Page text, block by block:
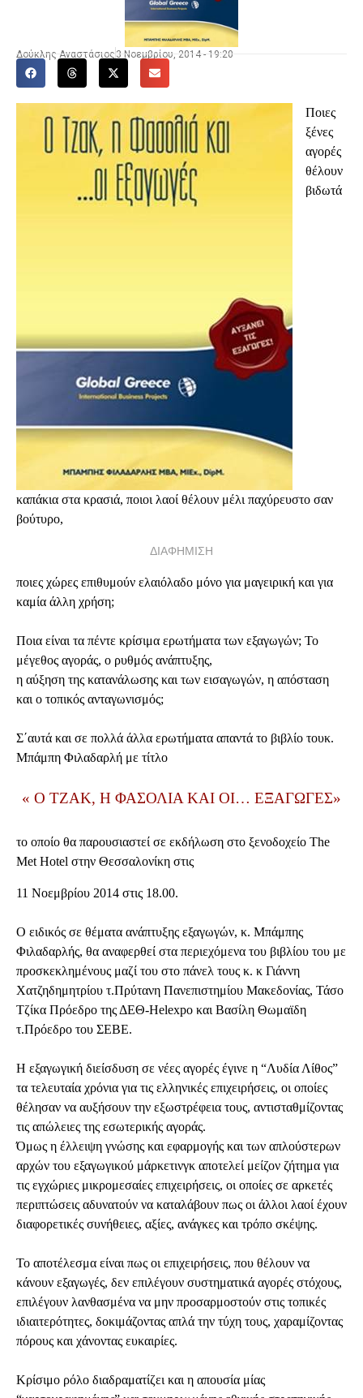
Δούκλης Αναστάσιος 3 Νοεμβρίου, 2014 - 19:20
Ποιες
ξένες
αγορές
θέλουν
βιδωτά
καπάκια στα κρασιά, ποιοι λαοί θέλουν μέλι παχύρευστο σαν
βούτυρο,
ΔΙΑΦΗΜΙΣΗ
ποιες χώρες επιθυμούν ελαιόλαδο μόνο για μαγειρική και για
καμία άλλη χρήση;
Ποια είναι τα πέντε κρίσιμα ερωτήματα των εξαγωγών; Το
μέγεθος αγοράς, ο ρυθμός ανάπτυξης,
η αύξηση της κατανάλωσης και των εισαγωγών, η απόσταση
και ο τοπικός ανταγωνισμός;
Σ΄αυτά και σε πολλά άλλα ερωτήματα απαντά το βιβλίο τουκ.
Μπάμπη Φιλαδαρλή με τίτλο
« O TZAK, H ΦΑΣΟΛΙΑ ΚΑΙ ΟΙ… ΕΞΑΓΩΓΕΣ»
το οποίο θα παρουσιαστεί σε εκδήλωση στο ξενοδοχείο The
Met Hotel στην Θεσσαλονίκη στις
11 Νοεμβρίου 2014 στις 18.00.
Ο ειδικός σε θέματα ανάπτυξης εξαγωγών, κ. Μπάμπης
Φιλαδαρλής, θα αναφερθεί στα περιεχόμενα του βιβλίου του με
προσκεκλημένους μαζί του στο πάνελ τους κ. κ Γιάννη
Χατζηδημητρίου τ.Πρύτανη Πανεπιστημίου Μακεδονίας, Τάσο
Τζίκα Πρόεδρο της ΔΕΘ-Helexpo και Βασίλη Θωμαϊδη
τ.Πρόεδρο του ΣΕΒΕ.
Η εξαγωγική διείσδυση σε νέες αγορές έγινε η “Λυδία Λίθος”
τα τελευταία χρόνια για τις ελληνικές επιχειρήσεις, οι οποίες
θέλησαν να αυξήσουν την εξωστρέφεια τους, αντισταθμίζοντας
τις απώλειες της εσωτερικής αγοράς.
Όμως η έλλειψη γνώσης και εφαρμογής και των απλούστερων
αρχών του εξαγωγικού μάρκετινγκ αποτελεί μείζον ζήτημα για
τις εγχώριες μικρομεσαίες επιχειρήσεις, οι οποίες σε αρκετές
περιπτώσεις αδυνατούν να καταλάβουν πως οι άλλοι λαοί έχουν
διαφορετικές συνήθειες, αξίες, ανάγκες και τρόπο σκέψης.
Το αποτέλεσμα είναι πως οι επιχειρήσεις, που θέλουν να
κάνουν εξαγωγές, δεν επιλέγουν συστηματικά αγορές στόχους,
επιλέγουν λανθασμένα να μην προσαρμοστούν στις τοπικές
ιδιαιτερότητες, δοκιμάζοντας απλά την τύχη τους, χαραμίζοντας
πόρους και χάνοντας ευκαιρίες.
Κρίσιμο ρόλο διαδραματίζει και η απουσία μίας